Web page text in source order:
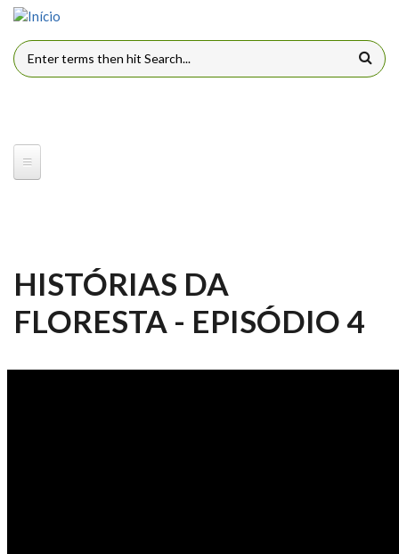
Pular para o conteúdo principal
FORMULÁRIO DE BUSCA
HISTÓRIAS DA
FLORESTA - EPISÓDIO 4